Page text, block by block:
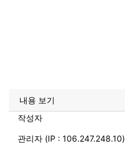
내용 보기
작성자
관리자 (IP : 106.247.248.10)